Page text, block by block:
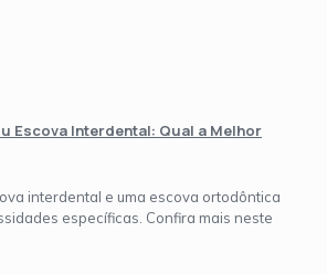
Escova Interdental: Qual a Melhor
interdental e uma escova ortodôntica
específicas. Confira mais neste